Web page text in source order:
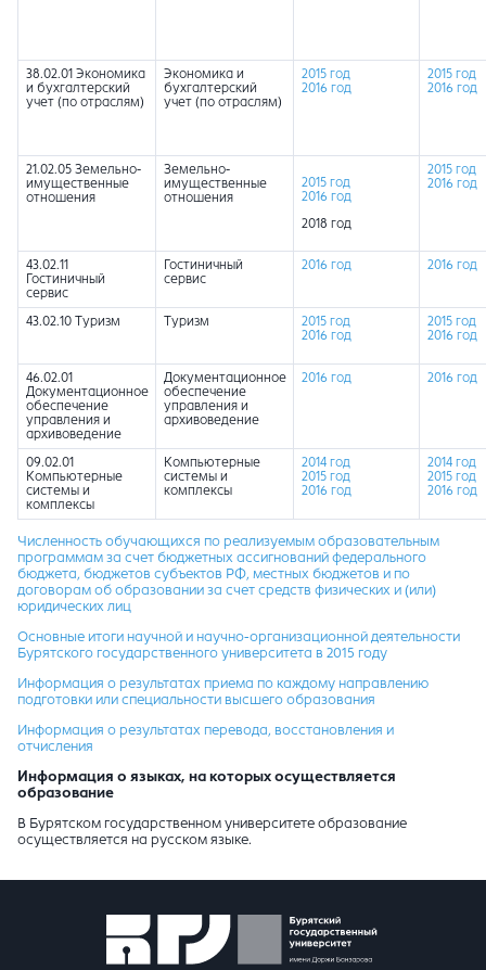
38.02.01 Экономика
и бухгалтерский
учет (по отраслям)
Экономика и
бухгалтерский
учет (по отраслям)
2015 год
2016 год
2015 год
2016 год
21.02.05 Земельно-
имущественные
отношения
Земельно-
имущественные
отношения
2015 год
2016 год
2018 год
2015 год
2016 год
43.02.11
Гостиничный
сервис
Гостиничный
сервис
2016 год 2016 год
43.02.10 Туризм Туризм
2015 год
2016 год
2015 год
2016 год
46.02.01
Документационное
обеспечение
управления и
архивоведение
Документационное
обеспечение
управления и
архивоведение
2016 год 2016 год
09.02.01
Компьютерные
системы и
комплексы
Компьютерные
системы и
комплексы
2014 год
2015 год
2016 год
2014 год
2015 год
2016 год
Численность обучающихся по реализуемым образовательным
программам за счет бюджетных ассигнований федерального
бюджета, бюджетов субъектов РФ, местных бюджетов и по
договорам об образовании за счет средств физических и (или)
юридических лиц
Основные итоги научной и научно-организационной деятельности
Бурятского государственного университета в 2015 году
Информация о результатах приема по каждому направлению
подготовки или специальности высшего образования
Информация о результатах перевода, восстановления и
отчисления
Информация о языках, на которых осуществляется
образование
В Бурятском государственном университете образование
осуществляется на русском языке.